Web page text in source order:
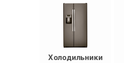
Холодильники